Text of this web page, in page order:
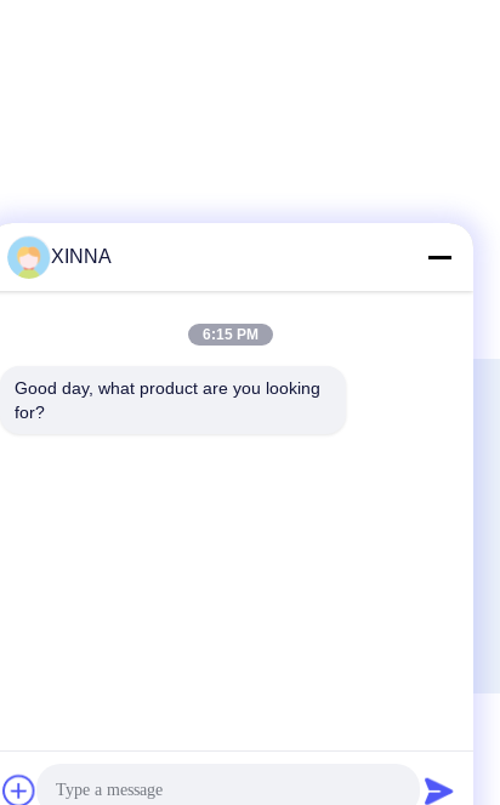
Επαφή
Co., Ltd.. All Rights Reserved.
XINNA
6:15 PM
Good day, what product are you looking
for?